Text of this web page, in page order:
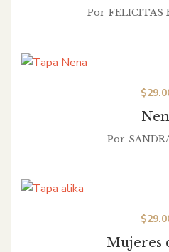
Por FELICITAS
$
Por
Mujeres
$